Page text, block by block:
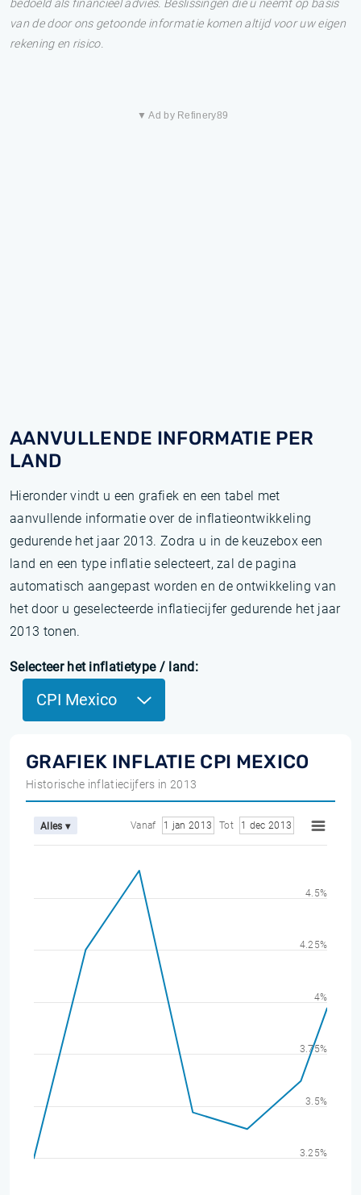
bedoeld als financieel advies. Beslissingen die u neemt op basis
van de door ons getoonde informatie komen altijd voor uw eigen
rekening en risico.
▼ Ad by Refinery89
AANVULLENDE INFORMATIE PER
LAND
Hieronder vindt u een grafiek en een tabel met
aanvullende informatie over de inflatieontwikkeling
gedurende het jaar 2013. Zodra u in de keuzebox een
land en een type inflatie selecteert, zal de pagina
automatisch aangepast worden en de ontwikkeling van
het door u geselecteerde inflatiecijfer gedurende het jaar
2013 tonen.
Selecteer het inflatietype / land:
CPI Mexico
GRAFIEK INFLATIE CPI MEXICO
Historische inflatiecijfers in 2013
Alles ▾ Vanaf 1 jan 2013 Tot 1 dec 2013
3.25%
3.5%
3.75%
4%
4.25%
4.5%